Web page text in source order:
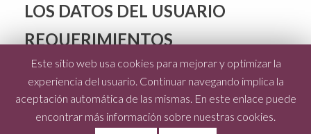
LOS DATOS DEL USUARIO
REQUERIMIENTOS
REGULATORIOS DE REVELACIÓN
DE INFORMACIÓN DEL SECTOR
Este sitio web usa cookies para mejorar y optimizar la
experiencia del usuario. Continuar navegando implica la
aceptación automática de las mismas. En este enlace puede
encontrar más información sobre nuestras cookies.